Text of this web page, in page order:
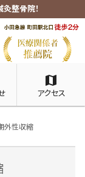
整骨院！
map
アクセス
外性収縮